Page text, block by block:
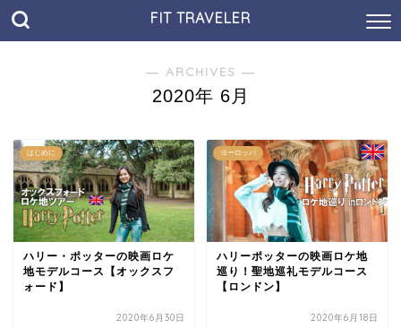
FIT TRAVELER
― ARCHIVES ―
2020年 6月
はじめに
ハリー・ポッターの映画ロケ
地モデルコース【オックスフ
ォード】
2020年6月30日
ヨーロッパ
ハリーポッターの映画ロケ地
巡り！聖地巡礼モデルコース
【ロンドン】
2020年6月18日